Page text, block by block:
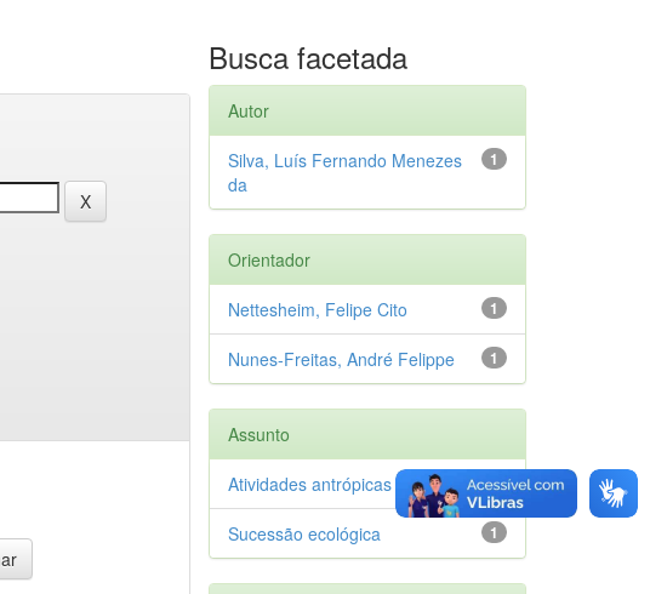
Busca facetada
Autor
1
Silva, Luís Fernando Menezes
da
Orientador
1
Nettesheim, Felipe Cito
1
Nunes-Freitas, André Felippe
Assunto
1
Atividades antrópicas
1
Sucessão ecológica